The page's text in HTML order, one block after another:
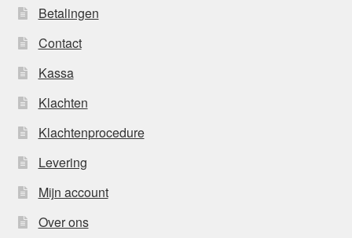
Betalingen
Contact
Kassa
Klachten
Klachtenprocedure
Levering
Mijn account
Over ons